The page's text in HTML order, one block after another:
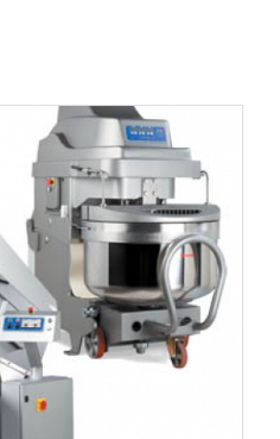
машина,
дрожжевого
муки, с учетом
Добавить в сравнение